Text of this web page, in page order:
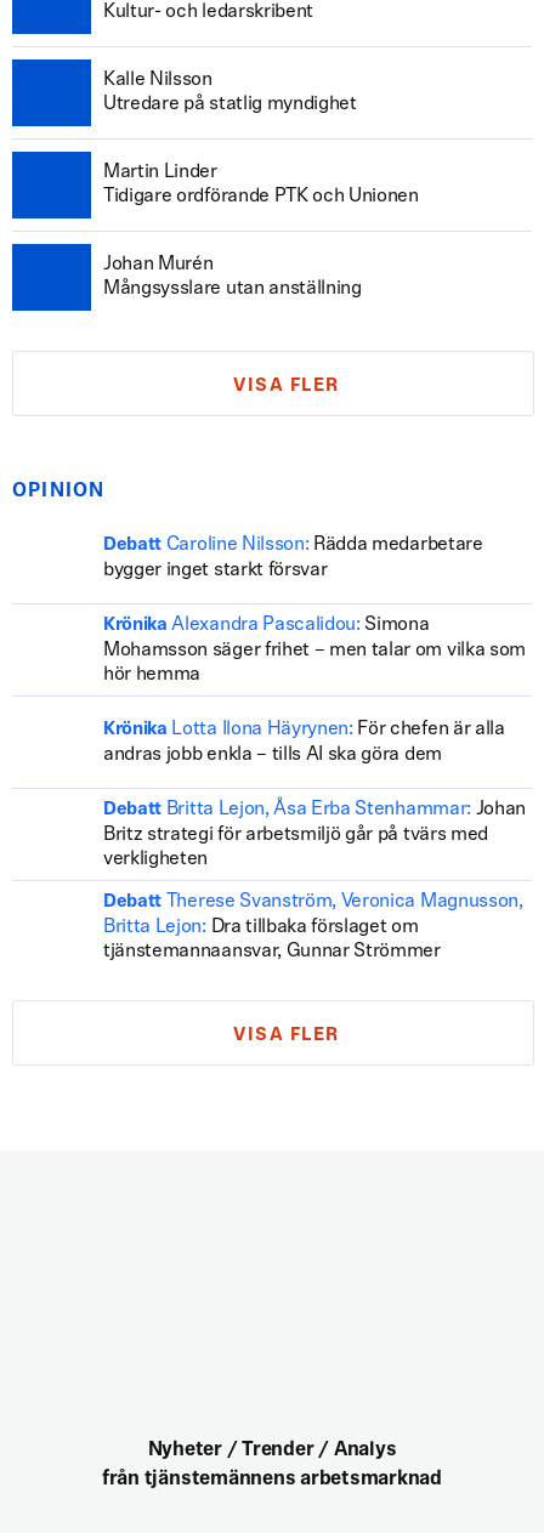
Kultur- och ledarskribent
Kalle Nilsson
Utredare på statlig myndighet
Martin Linder
Tidigare ordförande PTK och Unionen
Johan Murén
Mångsysslare utan anställning
VISA FLER
OPINION
Debatt Caroline Nilsson: Rädda medarbetare
bygger inget starkt försvar
Krönika Alexandra Pascalidou: Simona
Mohamsson säger frihet – men talar om vilka som
hör hemma
Krönika Lotta Ilona Häyrynen: För chefen är alla
andras jobb enkla – tills AI ska göra dem
Debatt Britta Lejon, Åsa Erba Stenhammar: Johan
Britz strategi för arbetsmiljö går på tvärs med
verkligheten
Debatt
Therese Svanström, Veronica Magnusson,
Britta Lejon: Dra tillbaka förslaget om
tjänstemannaansvar, Gunnar Strömmer
VISA FLER
Nyheter / Trender / Analys
från tjänstemännens arbetsmarknad